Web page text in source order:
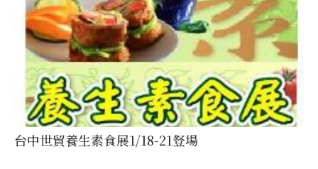
台中世貿養生素食展1/18-21豋場